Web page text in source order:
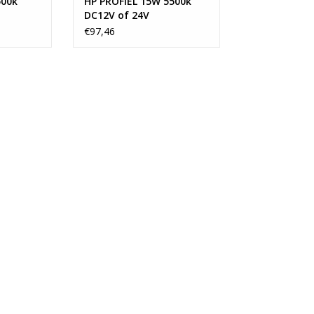
DC12V of 24V
€97,46